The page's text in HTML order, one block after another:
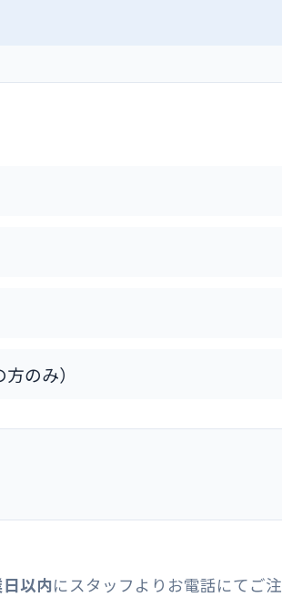
のみ）
以内にスタッフよりお電話にてご注